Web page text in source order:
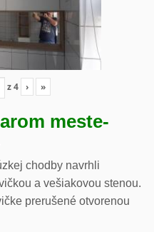
z4 › »
meste-
chodby navrhli
a vešiakovou stenou.
prerušené otvorenou